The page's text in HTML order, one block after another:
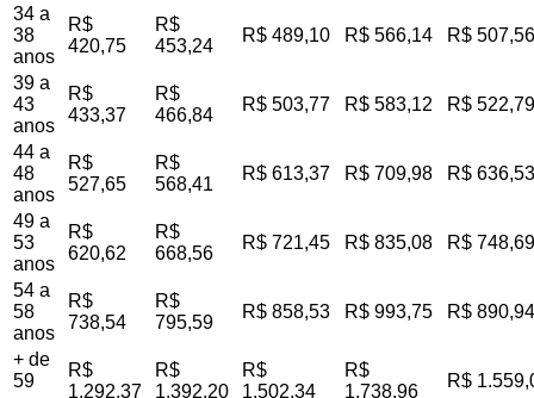
34 a
38
anos
R$
420,75
R$
453,24
R$ 489,10 R$ 566,14 R$ 507,56
39 a
43
anos
R$
433,37
R$
466,84
R$ 503,77 R$ 583,12 R$ 522,79
44 a
48
anos
R$
527,65
R$
568,41
R$ 613,37 R$ 709,98 R$ 636,53
49 a
53
anos
R$
620,62
R$
668,56
R$ 721,45 R$ 835,08 R$ 748,69
54 a
58
anos
R$
738,54
R$
795,59
R$ 858,53 R$ 993,75 R$ 890,94
+ de
59
R$
1.292,37
R$
1.392,20
R$
1.502,34
R$
1.738,96
R$